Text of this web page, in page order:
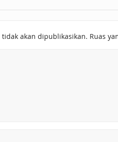
akan dipublikasikan. Ruas